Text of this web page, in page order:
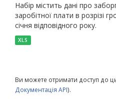
Набір містить дані про
заробітної плати в розрізі
січня відповідного року.
XLS
Ви можете отримати доступ до
Документація API).